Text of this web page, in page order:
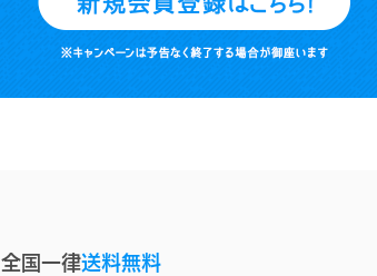
全国一律送料無料